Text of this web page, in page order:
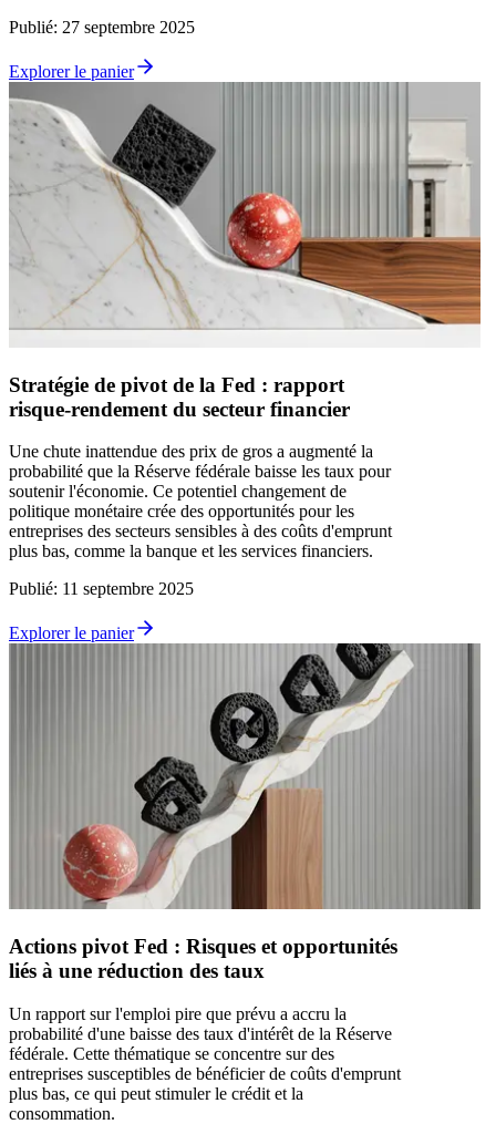
Publié: 27 septembre 2025
Explorer le panier
Stratégie de pivot de la Fed : rapport
risque-rendement du secteur financier
Une chute inattendue des prix de gros a augmenté la
probabilité que la Réserve fédérale baisse les taux pour
soutenir l'économie. Ce potentiel changement de
politique monétaire crée des opportunités pour les
entreprises des secteurs sensibles à des coûts d'emprunt
plus bas, comme la banque et les services financiers.
Publié: 11 septembre 2025
Explorer le panier
Actions pivot Fed : Risques et opportunités
liés à une réduction des taux
Un rapport sur l'emploi pire que prévu a accru la
probabilité d'une baisse des taux d'intérêt de la Réserve
fédérale. Cette thématique se concentre sur des
entreprises susceptibles de bénéficier de coûts d'emprunt
plus bas, ce qui peut stimuler le crédit et la
consommation.